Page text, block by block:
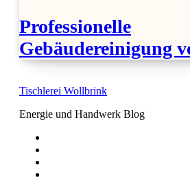
Professionelle
Gebäudereinigung
Tischlerei Wollbrink
Energie und Handwerk Blog